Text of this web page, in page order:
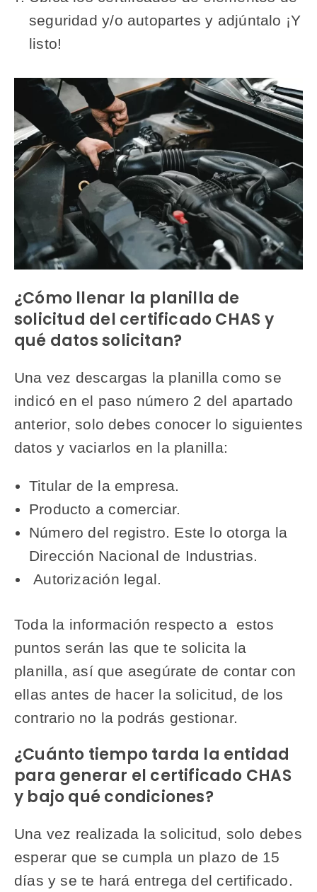
seguridad y/o autopartes y adjúntalo ¡Y
listo!
¿Cómo llenar la planilla de
solicitud del certificado CHAS y
qué datos solicitan?
Una vez descargas la planilla como se
indicó en el paso número 2 del apartado
anterior, solo debes conocer lo siguientes
datos y vaciarlos en la planilla:
Titular de la empresa.
Producto a comerciar.
Número del registro. Este lo otorga la
Dirección Nacional de Industrias.
Autorización legal.
Toda la información respecto a estos
puntos serán las que te solicita la
planilla, así que asegúrate de contar con
ellas antes de hacer la solicitud, de los
contrario no la podrás gestionar.
¿Cuánto tiempo tarda la entidad
para generar el certificado CHAS
y bajo qué condiciones?
Una vez realizada la solicitud, solo debes
esperar que se cumpla un plazo de 15
días y se te hará entrega del certificado.